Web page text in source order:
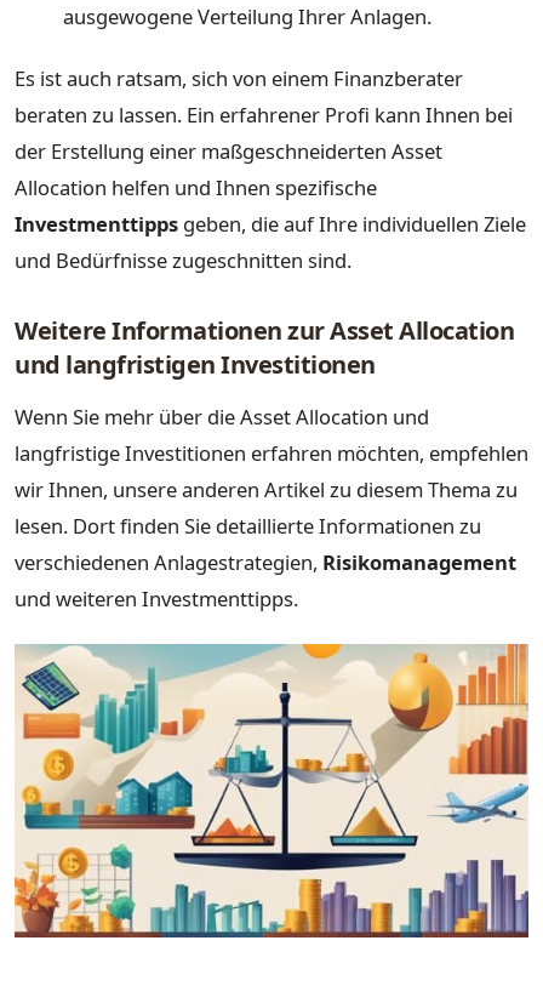
ausgewogene Verteilung Ihrer Anlagen.
Es ist auch ratsam, sich von einem Finanzberater
beraten zu lassen. Ein erfahrener Profi kann Ihnen bei
der Erstellung einer maßgeschneiderten Asset
Allocation helfen und Ihnen spezifische
Investmenttipps geben, die auf Ihre individuellen Ziele
und Bedürfnisse zugeschnitten sind.
Weitere Informationen zur Asset Allocation
und langfristigen Investitionen
Wenn Sie mehr über die Asset Allocation und
langfristige Investitionen erfahren möchten, empfehlen
wir Ihnen, unsere anderen Artikel zu diesem Thema zu
lesen. Dort finden Sie detaillierte Informationen zu
verschiedenen Anlagestrategien, Risikomanagement
und weiteren Investmenttipps.